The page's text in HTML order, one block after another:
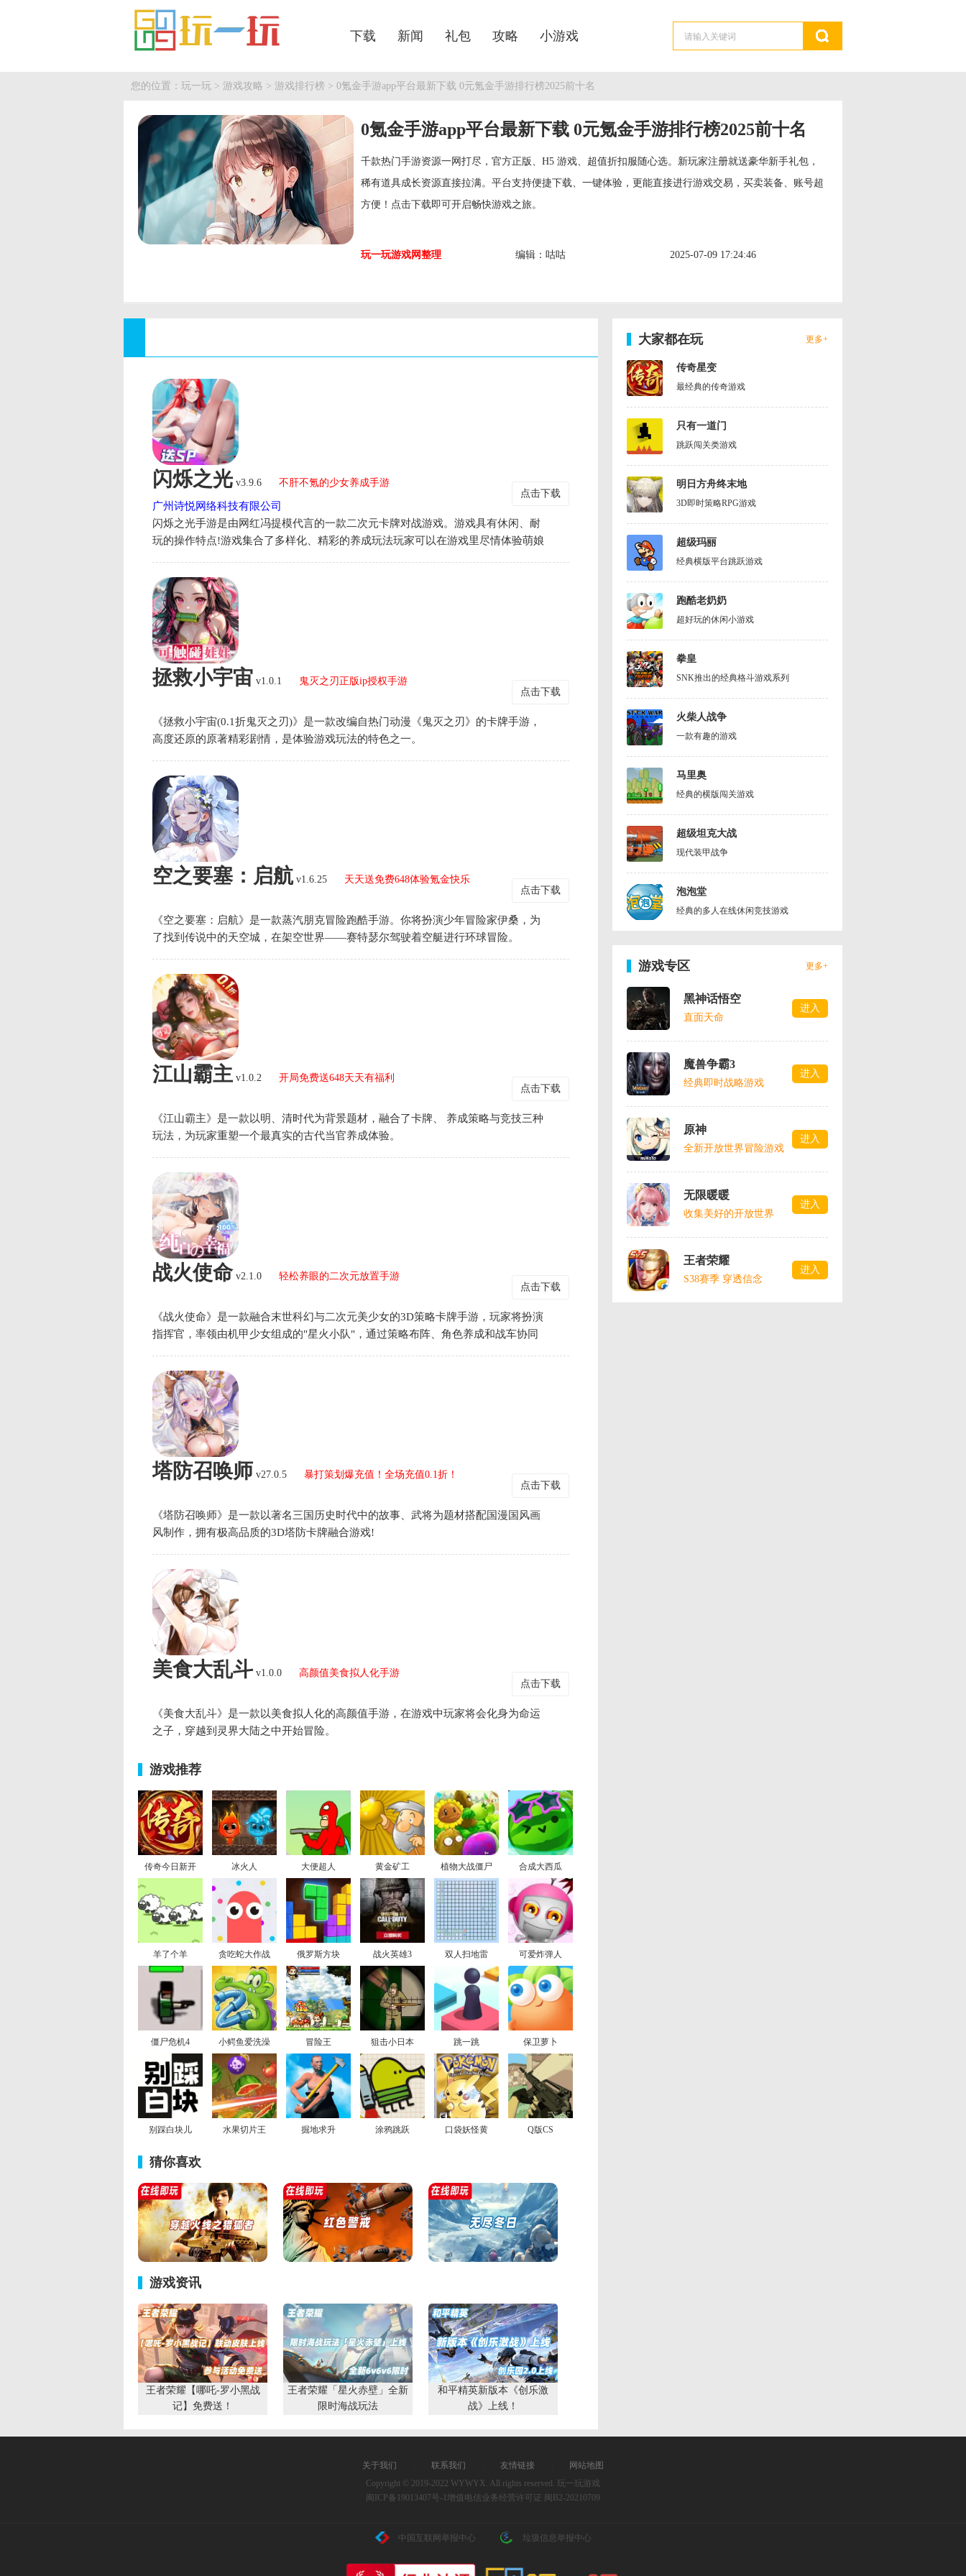
下载 新闻 礼包 攻略 小游戏
您的位置： 玩一玩 > 游戏攻略 > 游戏排行榜 > 0氪金手游app平台最新下载 0元氪金手游排行榜2025前十名
0氪金手游app平台最新下载 0元氪金手游排行榜2025前十名
千款热门手游资源一网打尽，官方正版、H5 游戏、超值折扣服随心选。新玩家注册就送豪华新手礼包，
稀有道具成长资源直接拉满。平台支持便捷下载、一键体验，更能直接进行游戏交易，买卖装备、账号超
方便！点击下载即可开启畅快游戏之旅。
玩一玩游戏网整理 编辑：咕咕 2025-07-09 17:24:46
闪烁之光 v3.9.6 不肝不氪的少女养成手游
广州诗悦网络科技有限公司
闪烁之光手游是由网红冯提模代言的一款二次元卡牌对战游戏。游戏具有休闲、耐
玩的操作特点!游戏集合了多样化、精彩的养成玩法玩家可以在游戏里尽情体验萌娘
点击下载
拯救小宇宙 v1.0.1 鬼灭之刃正版ip授权手游
《拯救小宇宙(0.1折鬼灭之刃)》是一款改编自热门动漫《鬼灭之刃》的卡牌手游，
高度还原的原著精彩剧情，是体验游戏玩法的特色之一。
点击下载
空之要塞：启航 v1.6.25 天天送免费648体验氪金快乐
《空之要塞：启航》是一款蒸汽朋克冒险跑酷手游。你将扮演少年冒险家伊桑，为
了找到传说中的天空城，在架空世界——赛特瑟尔驾驶着空艇进行环球冒险。
点击下载
江山霸主 v1.0.2 开局免费送648天天有福利
《江山霸主》是一款以明、清时代为背景题材，融合了卡牌、 养成策略与竞技三种
玩法，为玩家重塑一个最真实的古代当官养成体验。
点击下载
战火使命 v2.1.0 轻松养眼的二次元放置手游
《战火使命》是一款融合末世科幻与二次元美少女的3D策略卡牌手游，玩家将扮演
指挥官，率领由机甲少女组成的"星火小队"，通过策略布阵、角色养成和战车协同
点击下载
塔防召唤师 v27.0.5 暴打策划爆充值！全场充值0.1折！
《塔防召唤师》是一款以著名三国历史时代中的故事、武将为题材搭配国漫国风画
风制作，拥有极高品质的3D塔防卡牌融合游戏!
点击下载
美食大乱斗 v1.0.0 高颜值美食拟人化手游
《美食大乱斗》是一款以美食拟人化的高颜值手游，在游戏中玩家将会化身为命运
之子，穿越到灵界大陆之中开始冒险。
点击下载
游戏推荐
传奇今日新开 冰火人 大便超人 黄金矿工 植物大战僵尸 合成大西瓜
羊了个羊 贪吃蛇大作战 俄罗斯方块 战火英雄3 双人扫地雷 可爱炸弹人
僵尸危机4 小鳄鱼爱洗澡 冒险王 狙击小日本 跳一跳 保卫萝卜
别踩白块儿 水果切片王 掘地求升 涂鸦跳跃 口袋妖怪黄 Q版CS
猜你喜欢
游戏资讯
王者荣耀【哪吒-罗小黑战
记】免费送！
王者荣耀「星火赤壁」全新
限时海战玩法
和平精英新版本《创乐激
战》上线！
更多+
大家都在玩
传奇星变
最经典的传奇游戏
只有一道门
跳跃闯关类游戏
明日方舟终末地
3D即时策略RPG游戏
超级玛丽
经典横版平台跳跃游戏
跑酷老奶奶
超好玩的休闲小游戏
拳皇
SNK推出的经典格斗游戏系列
火柴人战争
一款有趣的游戏
马里奥
经典的横版闯关游戏
超级坦克大战
现代装甲战争
泡泡堂
经典的多人在线休闲竞技游戏
更多+
游戏专区
黑神话悟空
直面天命
进入
魔兽争霸3
经典即时战略游戏
进入
原神
全新开放世界冒险游戏
进入
无限暖暖
收集美好的开放世界
进入
王者荣耀
S38赛季 穿透信念
进入
关于我们 联系我们 友情链接
网站地图
Copyright © 2019-2022 WYWYX. All rights reserved. 玩一玩游戏
闽ICP备19013407号-1 增值电信业务经营许可证 闽B2-20210709
中国互联网举报中心 垃圾信息举报中心